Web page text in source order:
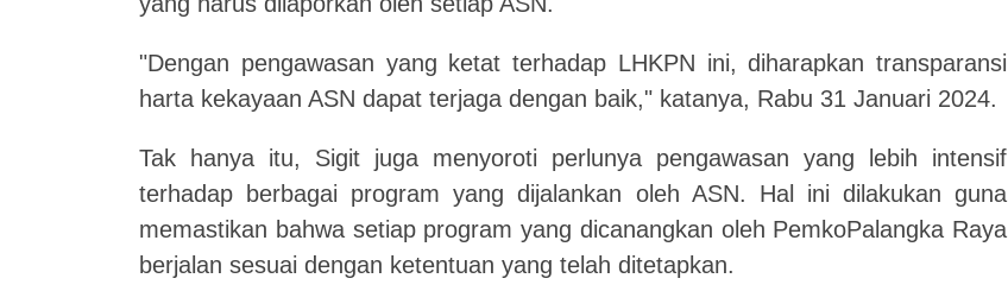
"Dengan pengawasan yang ketat terhadap LHKPN ini, diharapkan transparansi
harta kekayaan ASN dapat terjaga dengan baik," katanya, Rabu 31 Januari 2024.
Tak hanya itu, Sigit juga menyoroti perlunya pengawasan yang lebih intensif
terhadap berbagai program yang dijalankan oleh ASN. Hal ini dilakukan guna
memastikan bahwa setiap program yang dicanangkan oleh PemkoPalangka Raya
berjalan sesuai dengan ketentuan yang telah ditetapkan.